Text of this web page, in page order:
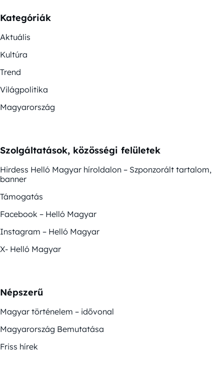
Kategóriák
Aktuális
Kultúra
Trend
Világpolitika
Magyarország
Szolgáltatások, közösségi felületek
Hirdess Helló Magyar híroldalon – Szponzorált tartalom,
banner
Támogatás
Facebook – Helló Magyar
Instagram – Helló Magyar
X- Helló Magyar
Népszerű
Magyar történelem – idővonal
Magyarország Bemutatása
Friss hírek